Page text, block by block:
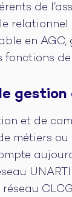
de
en
et de
métiers